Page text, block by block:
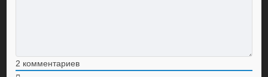
2 комментариев